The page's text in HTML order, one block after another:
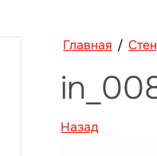
Главная /
Назад